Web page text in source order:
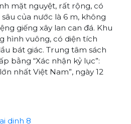
mặt nguyệt, rất rộng, có
của n­ước là 6 m, không
giếng xây lan can đá. Khu
hình vuông, có diện tích
bát giác. Trung tâm sách
bằng “Xác nhận kỷ lục”:
nhất Việt Nam”, ngày 12